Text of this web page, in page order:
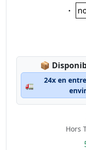
📦
🚛
24x en
Hors